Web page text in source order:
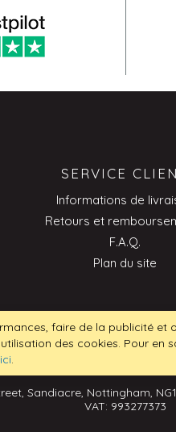
SERVICE
Informations de
Retours et
F.A.Q.
Plan du site
Sandiacre, Nottingham,
VAT: 993277373
Pourquoi ne
faire de la publicité et
des cookies. Pour en
.